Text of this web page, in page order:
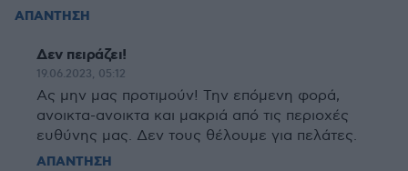
ΑΠΑΝΤΗΣΗ
Δεν πειράζει!
19.06.2023, 05:12
Ας μην μας προτιμούν! Την επόμενη φορά,
ανοικτα-ανοικτα και μακριά από τις περιοχές
ευθύνης μας. Δεν τους θέλουμε για πελάτες.
ΑΠΑΝΤΗΣΗ